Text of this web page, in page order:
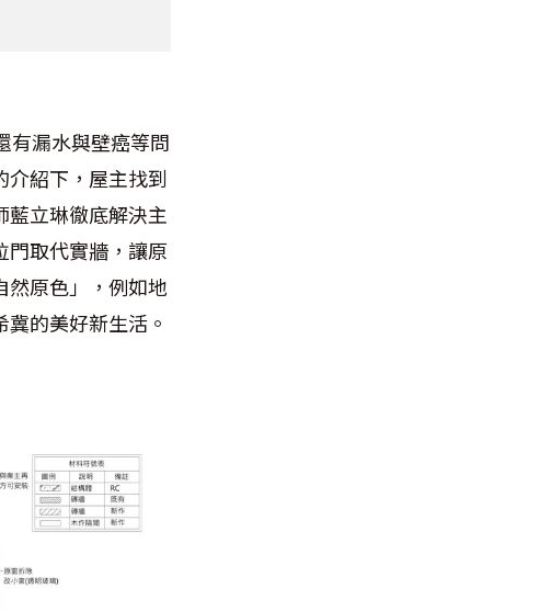
有漏水與壁癌等問
紹下，屋主找到
立琳徹底解決主
門取代實牆，讓原
然原色」，例如地
的美好新生活。